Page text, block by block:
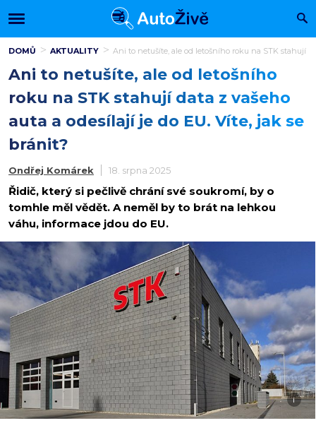
DOMŮ AKTUALITY Ani to netušíte, ale od letošního roku na STK stahují
Ani to netušíte, ale od letošního
roku na STK stahují data z vašeho
auta a odesílají je do EU. Víte, jak se
bránit?
Ondřej Komárek 18. srpna 2025
Řidič, který si pečlivě chrání své soukromí, by o
tomhle měl vědět. A neměl by to brát na lehkou
váhu, informace jdou do EU.
i